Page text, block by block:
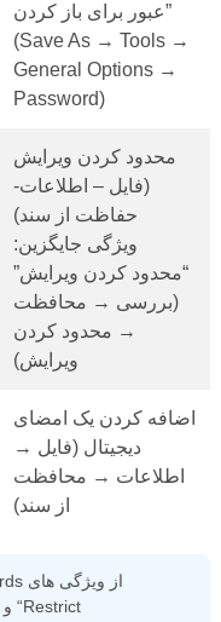
عبور برای باز کردن”
(Save As → Tools →
General Options →
Password)
محدود کردن ویرایش
(فایل – اطلاعات-
حفاظت از سند)
ویژگی جایگزین:
“محدود کردن ویرایش”
(بررسی → محافظت
→ محدود کردن
ویرایش)
اضافه کردن یک امضای
دیجیتال (فایل →
اطلاعات → محافظت
از سند)